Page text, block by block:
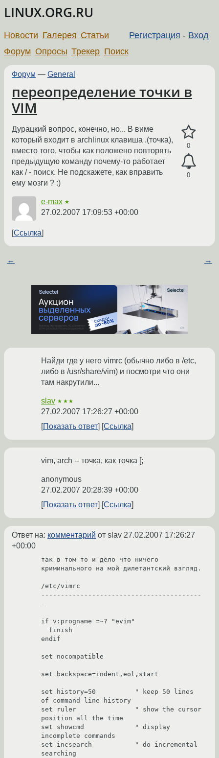
LINUX.ORG.RU
Регистрация - Вход
Новости Галерея Статьи
Форум Опросы Трекер Поиск
Форум — General
переопределение точки в
VIM
0
0
Дурацкий вопрос, конечно, но... В виме
который входит в archlinux клавиша .(точка),
вместо того, чтобы как положено повторять
предыдущую команду почему-то работает
как / - поиск. Не подскажете, как вправить
ему мозги ? :)
e-max ★
27.02.2007 17:09:53 +00:00
Ссылка
← →
Найди где у него vimrc (обычно либо в /etc,
либо в /usr/share/vim) и посмотри что они
там накрутили...
slav ★★★
27.02.2007 17:26:27 +00:00
Показать ответ
Ссылка
vim, arch -- точка, как точка [;
anonymous
27.02.2007 20:28:39 +00:00
Показать ответ
Ссылка
Ответ на: комментарий от slav 27.02.2007 17:26:27
+00:00
так в том то и дело что ничего
криминального на мой дилетантский взгляд.
/etc/vimrc
-----------------------------------------
-
if v:progname =~? "evim"
endif
set nocompatible
set backspace=indent,eol,start
set history=50          " keep 50 lines
of command line history
set ruler               " show the cursor
position all the time
set showcmd             " display
incomplete commands
set incsearch           " do incremental
searching